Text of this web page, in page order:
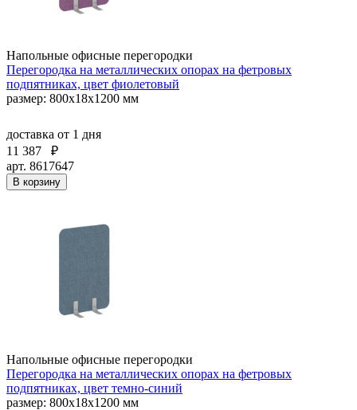
Напольные офисные перегородки
Перегородка на металлических опорах на фетровых
подпятниках, цвет фиолетовый
размер: 800x18x1200 мм
доставка от 1 дня
11 387
₽
арт. 8617647
В корзину
Напольные офисные перегородки
Перегородка на металлических опорах на фетровых
подпятниках, цвет темно-синий
размер: 800x18x1200 мм